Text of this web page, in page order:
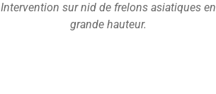
Intervention sur nid de frelons asiatiques en
grande hauteur.